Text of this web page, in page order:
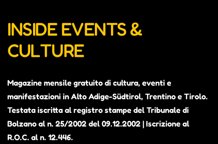
INSIDE EVENTS &
CULTURE
Magazine mensile gratuito di cultura, eventi e
manifestazioni in Alto Adige-Südtirol, Trentino e Tirolo.
Testata iscritta al registro stampe del Tribunale di
Bolzano al n. 25/2002 del 09.12.2002 | Iscrizione al
R.O.C. al n. 12.446.